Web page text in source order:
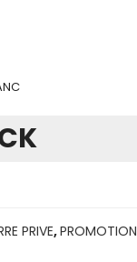
PRIVE,PROMOTION